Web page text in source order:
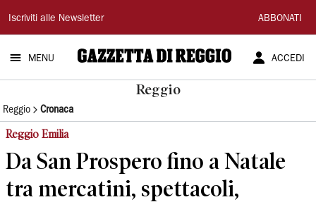
Gazzetta
di
Reggio
Iscriviti alle Newsletter ABBONATI
MENU ACCEDI
Reggio
Reggio Cronaca
Reggio Emilia
Da San Prospero fino a Natale
tra mercatini, spettacoli,